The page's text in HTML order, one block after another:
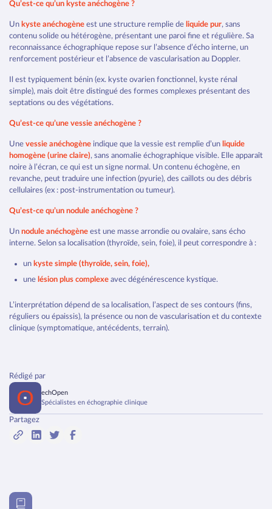
Rédigé par
echOpen
Spécialistes en échographie clinique
Partagez
Qu’est-ce qu’un kyste anéchogène ?
Un kyste anéchogène est une structure remplie de liquide pur, sans
contenu solide ou hétérogène, présentant une paroi fine et régulière. Sa
reconnaissance échographique repose sur l’absence d’écho interne, un
renforcement postérieur et l’absence de vascularisation au Doppler.
Il est typiquement bénin (ex. kyste ovarien fonctionnel, kyste rénal
simple), mais doit être distingué des formes complexes présentant des
septations ou des végétations.
Qu’est-ce qu’une vessie anéchogène ?
Une vessie anéchogène indique que la vessie est remplie d’un liquide
homogène (urine claire), sans anomalie échographique visible. Elle apparaît
noire à l’écran, ce qui est un signe normal. Un contenu échogène, en
revanche, peut traduire une infection (pyurie), des caillots ou des débris
cellulaires (ex : post-instrumentation ou tumeur).
Qu’est-ce qu’un nodule anéchogène ?
Un nodule anéchogène est une masse arrondie ou ovalaire, sans écho
interne. Selon sa localisation (thyroïde, sein, foie), il peut correspondre à :
un kyste simple (thyroïde, sein, foie),
une lésion plus complexeavec dégénérescence kystique.
L’interprétation dépend de sa localisation, l’aspect de ses contours (fins,
réguliers ou épaissis), la présence ou non de vascularisation et du contexte
clinique (symptomatique, antécédents, terrain).